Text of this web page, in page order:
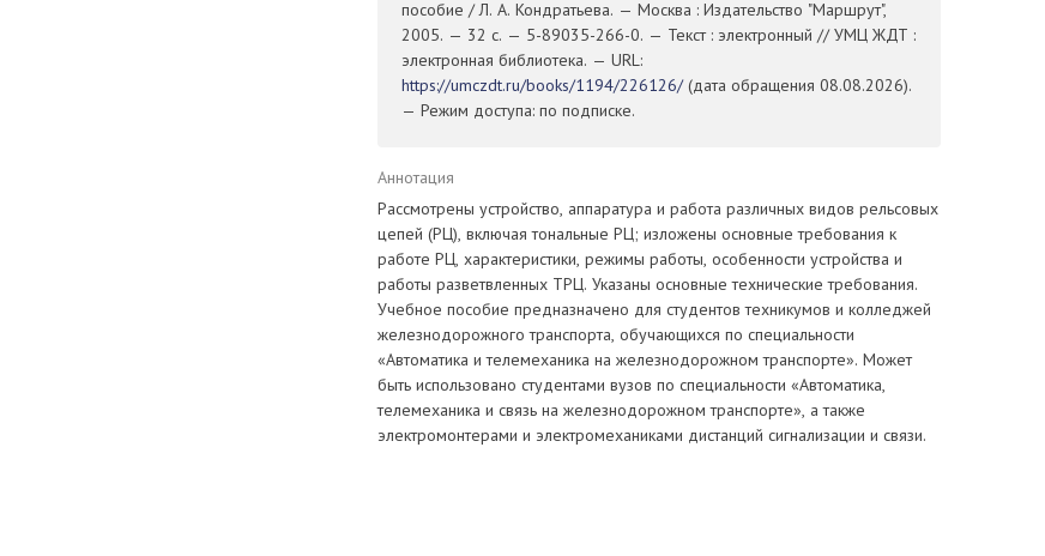
пособие / Л. А. Кондратьева. — Москва : Издательство "Маршрут",
2005. — 32 с. — 5-89035-266-0. — Текст : электронный // УМЦ ЖДТ :
электронная библиотека. — URL:
https://umczdt.ru/books/1194/226126/(дата обращения 08.08.2026).
— Режим доступа: по подписке.
Аннотация
Рассмотрены устройство, аппаратура и работа различных видов рельсовых
цепей (РЦ), включая тональные РЦ; изложены основные требования к
работе РЦ, характеристики, режимы работы, особенности устройства и
работы разветвленных ТРЦ. Указаны основные технические требования.
Учебное пособие предназначено для студентов техникумов и колледжей
железнодорожного транспорта, обучающихся по специальности
«Автоматика и телемеханика на железнодорожном транспорте». Может
быть использовано студентами вузов по специальности «Автоматика,
телемеханика и связь на железнодорожном транспорте», а также
электромонтерами и электромеханиками дистанций сигнализации и связи.